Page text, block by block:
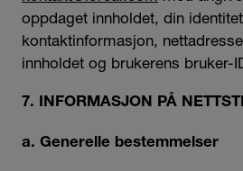
oppdaget innholdet, din
kontaktinformasjon,
innholdet og brukerens bruker-
7. INFORMASJON PÅ
a. Generelle bestemmelser